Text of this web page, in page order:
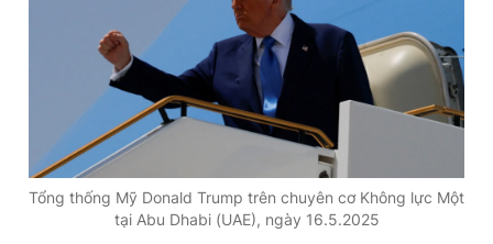
Tổng thống Mỹ Donald Trump trên chuyên cơ Không lực Một
tại Abu Dhabi (UAE), ngày 16.5.2025